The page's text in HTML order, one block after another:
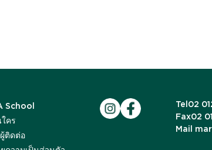
School
ใคร
ติดต่อ
Tel 02
Fax02
Mail